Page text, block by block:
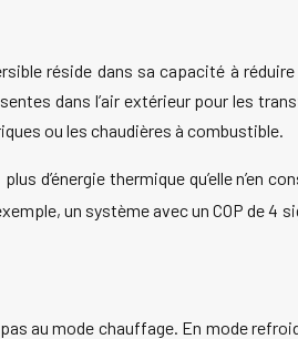
réside dans sa capacité à
dans l’air extérieur pour les
ou les chaudières à combustible.
d’énergie thermique qu’elle n’en
un système avec un COP de 4
au mode chauffage. En mode